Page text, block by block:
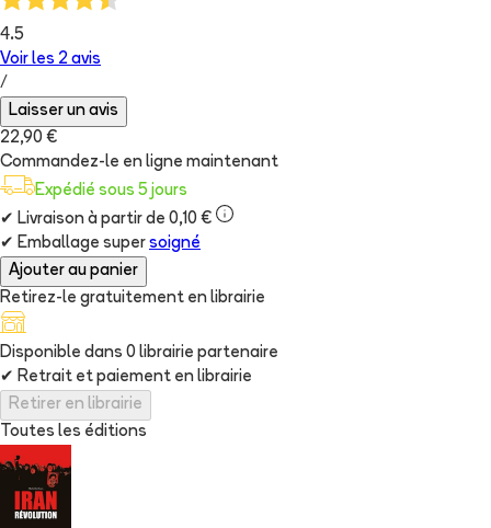
4.5
Voir les 2 avis
/
Laisser un avis
22,90 €
Commandez-le en ligne maintenant
Expédié sous 5 jours
✔ Livraison à partir de 0,10 €
✔ Emballage super soigné
Ajouter au panier
Retirez-le gratuitement en librairie
Disponible dans 0 librairie partenaire
✔ Retrait et paiement en librairie
Retirer en librairie
Toutes les éditions